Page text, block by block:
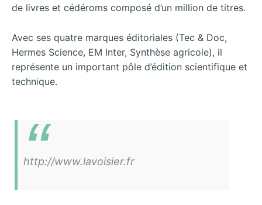
de livres et cédéroms composé d’un million de titres.
Avec ses quatre marques éditoriales (Tec & Doc,
Hermes Science, EM Inter, Synthèse agricole), il
représente un important pôle d’édition scientifique et
technique.
http://www.lavoisier.fr